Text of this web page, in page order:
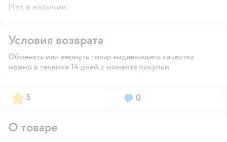
Нет в наличии
Условия возврата
Обменять или вернуть товар надлежащего качества
можно в течение 14 дней с момента покупки.
Рейтинг:
5 Вопросов:
0
О товаре